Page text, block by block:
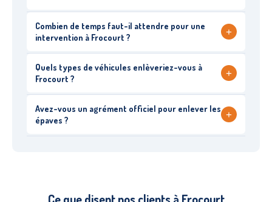
Combien de temps faut-il attendre pour une
intervention à Frocourt ?
+
Quels types de véhicules enlèveriez-vous à
Frocourt ?
+
Avez-vous un agrément officiel pour enlever les
épaves ?
+